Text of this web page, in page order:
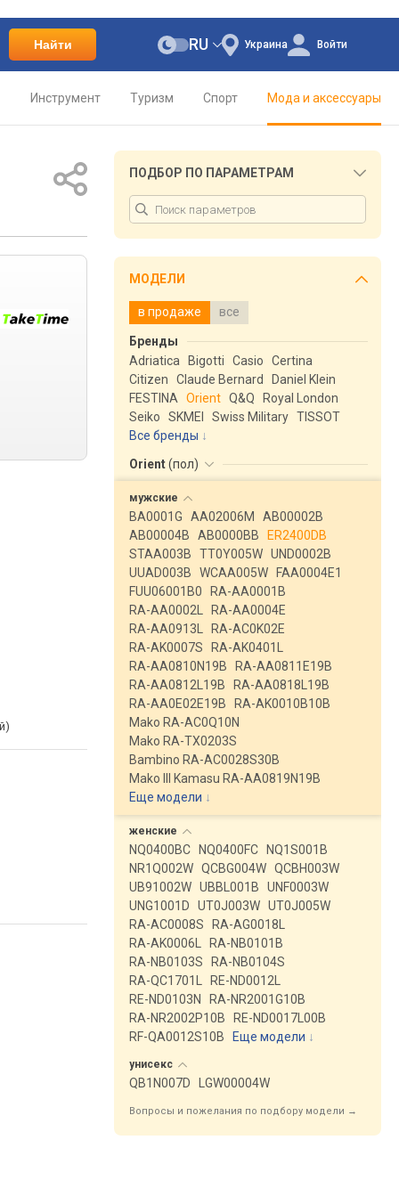
Найти Украина
RU Войти
Инструмент Туризм Спорт Мода и аксессуары
ПОДБОР ПО ПАРАМЕТРАМ
МОДЕЛИ
в продаже все
Бренды
Adriatica
Bigotti Casio
Certina
Citizen
Claude Bernard
Daniel Klein
FESTINA
Orient Q&Q
Royal London
Seiko
SKMEI Swiss Military TISSOT
Все бренды
Orient(пол)
мужские
BA0001G AA02006M
AB00002B
AB00004B
AB0000BB
ER2400DB
STAA003B
TT0Y005W UND0002B
UUAD003B
WCAA005W
FAA0004E1
FUU06001B0
RA-AA0001B
RA-AA0002L
RA-AA0004E
RA-AA0913L
RA-AC0K02E
RA-AK0007S
RA-AK0401L
RA-AA0810N19B
RA-AA0811E19B
RA-AA0812L19B
RA-AA0818L19B
RA-AA0E02E19B
RA-AK0010B10B
Mako RA-AC0Q10N
Mako RA-TX0203S
Bambino RA-AC0028S30B
Mako III Kamasu RA-AA0819N19B
Еще модели ↓
женские
NQ0400BC NQ0400FC
NQ1S001B
NR1Q002W QCBG004W QCBH003W
UB91002W UBBL001B
UNF0003W
UNG1001D
UT0J003W UT0J005W
RA-AC0008S
RA-AG0018L
RA-AK0006L
RA-NB0101B
RA-NB0103S
RA-NB0104S
RA-QC1701L
RE-ND0012L
RE-ND0103N
RA-NR2001G10B
RA-NR2002P10B
RE-ND0017L00B
RF-QA0012S10B
Еще модели ↓
унисекс
QB1N007D LGW00004W
Вопросы и пожелания по подбору модели →